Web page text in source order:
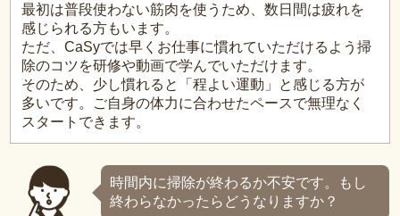
最初は普段使わない筋肉を使うため、数日間は疲れを
感じられる方もいます。
ただ、CaSyでは早くお仕事に慣れていただけるよう掃
除のコツを研修や動画で学んでいただけます。
そのため、少し慣れると「程よい運動」と感じる方が
多いです。ご自身の体力に合わせたペースで無理なく
スタートできます。
時間内に掃除が終わるか不安です。もし
終わらなかったらどうなりますか？